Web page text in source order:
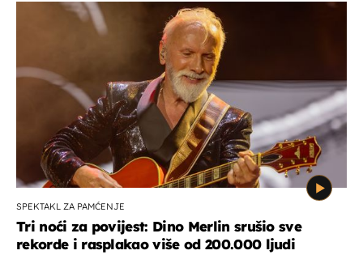
SPEKTAKL ZA PAMĆENJE
Tri noći za povijest: Dino Merlin srušio sve
rekorde i rasplakao više od 200.000 ljudi